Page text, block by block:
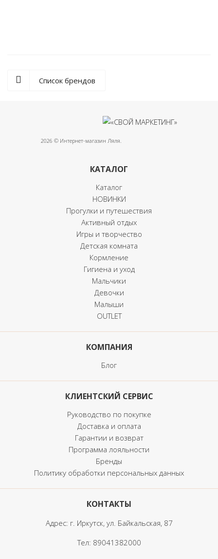
Список брендов
2026 © Интернет-магазин Ляля.
КАТАЛОГ
Каталог
НОВИНКИ
Прогулки и путешествия
Активный отдых
Игры и творчество
Детская комната
Кормление
Гигиена и уход
Мальчики
Девочки
Малыши
OUTLET
КОМПАНИЯ
Блог
КЛИЕНТСКИЙ СЕРВИС
Руководство по покупке
Доставка и оплата
Гарантии и возврат
Программа лояльности
Бренды
Политику обработки персональных данных
КОНТАКТЫ
Адрес: г. Иркутск, ул. Байкальская, 87
Тел: 89041382000